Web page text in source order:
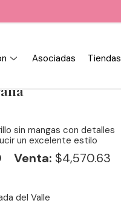
Asociadas Tiendas
sin mangas con detalles
un excelente estilo
Venta: $4,570.63
del Valle